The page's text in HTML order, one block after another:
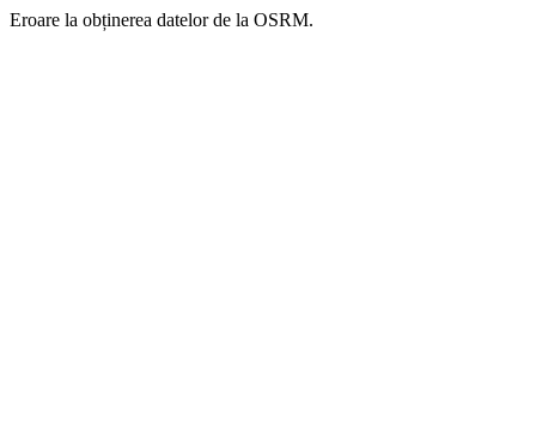
Eroare la obținerea datelor de la OSRM.